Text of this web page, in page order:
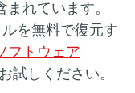
れています。
を無料で復元す
フトウェア
試しください。